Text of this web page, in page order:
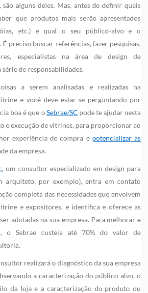
alguns deles. Mas, antes de definir quais
que produtos mais serão apresentados
etc.) e qual o seu público-alvo e o
preciso buscar referências, fazer pesquisas,
especialistas na área de design de
de responsabilidades.
a serem analisadas e realizadas na
e você deve estar se perguntando por
boa é que oSebrae/SC pode te ajudar nesta
e execução de vitrines, para proporcionar ao
experiência de compra e potencializar as
da empresa.
, um consultor especializado em design para
arquiteto, por exemplo), entra em contato
completa das necessidades que envolvem
e expositores, e identifica e oferece as
adotadas na sua empresa. Para melhorar e
o Sebrae custeia até 70% do valor de
realizará o diagnóstico da sua empresa
a caracterização do público-alvo, o
da loja e a caracterização do produto ou